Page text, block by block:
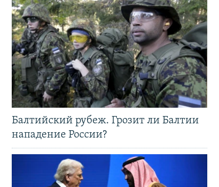
Балтийский рубеж. Грозит ли Балтии
нападение России?